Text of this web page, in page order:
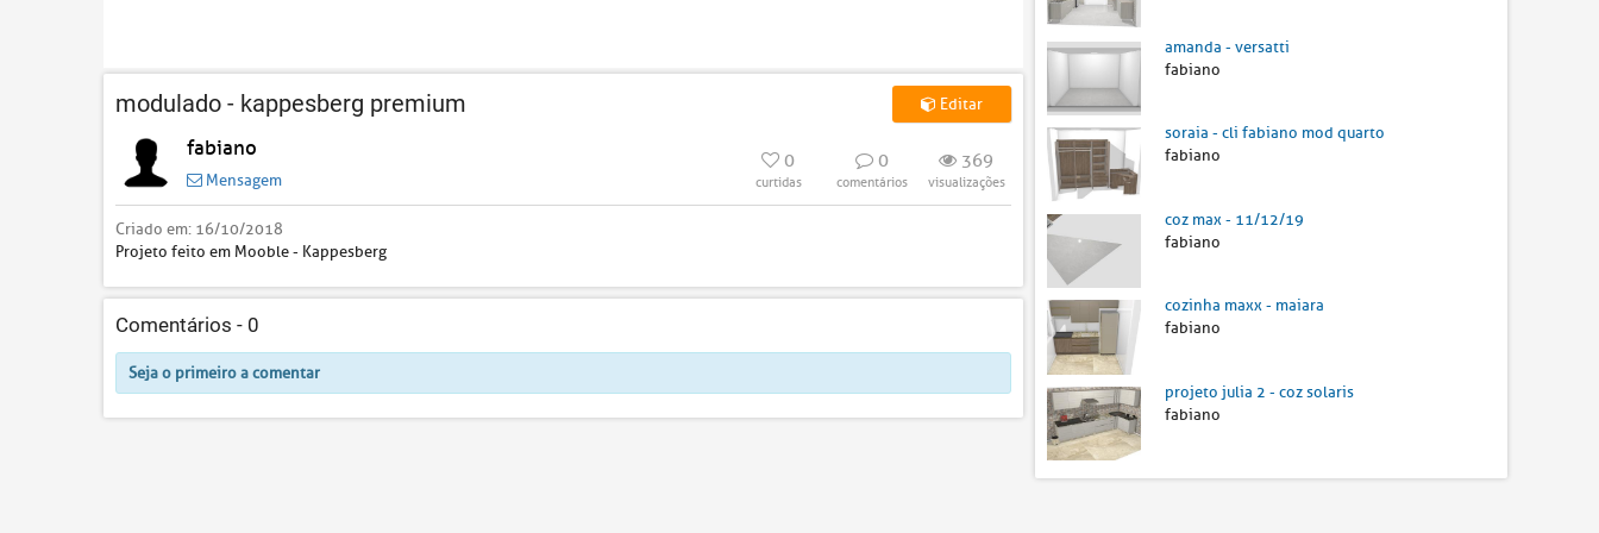
modulado - kappesberg premium Editar
fabiano
Mensagem
0
curtidas
0
comentários
369
visualizações
Criado em: 16/10/2018
Projeto feito em Mooble - Kappesberg
Comentários - 0
Seja o primeiro a comentar
amanda - versatti
fabiano
soraia - cli fabiano mod quarto
fabiano
coz max - 11/12/19
fabiano
cozinha maxx - maiara
fabiano
projeto julia 2 - coz solaris
fabiano